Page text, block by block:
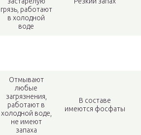
грязь, работают
в холодной
воде
Отмывают
любые
загрязнения,
работают в
холодной воде,
не имеют
запаха
В составе
имеются фосфаты